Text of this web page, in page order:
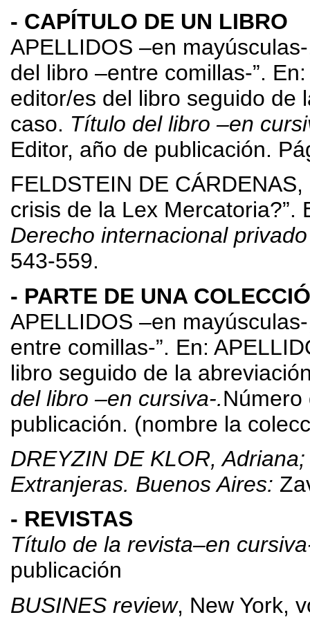
- CAPÍTULO DE UN LIBRO
APELLIDOS –en
del libro –entre comillas-”.
editor/es del libro seguido de
caso. Título del libro –en
Editor, año de publicación.
FELDSTEIN DE
crisis de la Lex Mercatoria?”.
Derecho internacional
543-559.
- PARTE DE UNA
APELLIDOS –en
entre comillas-”. En:
libro seguido de la
del libro –en cursiva-.Número
publicación. (nombre la
DREYZIN DE KLOR,
Extranjeras. Buenos Aires:
- REVISTAS
Título de la revista–en
publicación
BUSINES review, New York,